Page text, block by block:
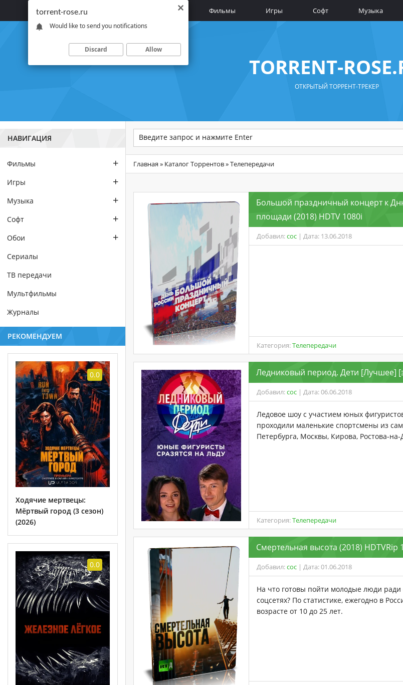
Главная Фильмы Игры Софт Музыка
TORRENT-
ОТКРЫТЫЙ ТОРРЕНТ-ТРЕКЕР
НАВИГАЦИЯ
Фильмы +
Игры +
Музыка +
Софт +
Обои +
Сериалы
ТВ передачи
Мультфильмы
Журналы
РЕКОМЕНДУЕМ
0.0
Ходячие мертвецы:
Мёртвый город (3 сезон)
(2026)
0.0
Главная » Каталог Торрентов» Телепередачи
Большой праздничный концерт к
площади (2018) HDTV 1080i
Добавил:coc | Дата: 13.06.2018
Категория:Телепередачи
Ледниковый период. Дети [Лучшее]
Добавил:coc | Дата: 06.06.2018
Ледовое шоу с участием юных
проходили маленькие спортсмены из
Петербурга, Москвы, Кирова, Ростова-
Категория:Телепередачи
Смертельная высота (2018) HDTVRip
Добавил:coc | Дата: 01.06.2018
На что готовы пойти молодые люди
соцсетях? По статистике, ежегодно в
возрасте от 10 до 25 лет.
torrent-rose.ru
Would like to send you notifications
Discard Allow